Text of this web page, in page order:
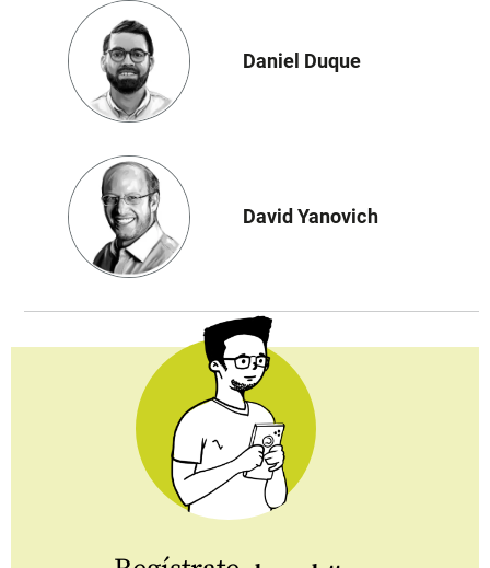
Daniel Duque
David Yanovich